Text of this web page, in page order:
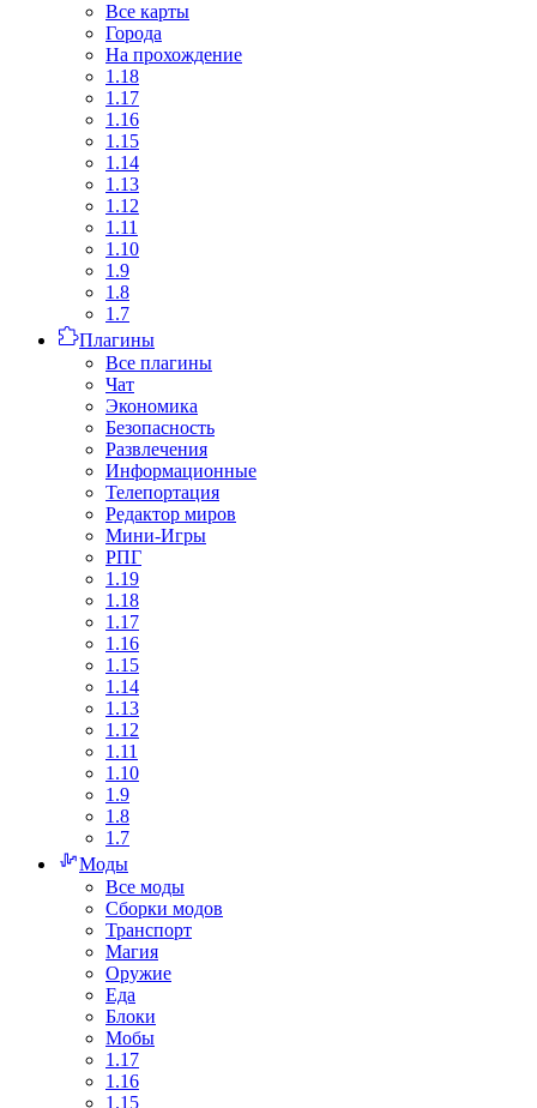
Все карты
Города
На прохождение
1.18
1.17
1.16
1.15
1.14
1.13
1.12
1.11
1.10
1.9
1.8
1.7
Плагины
Все плагины
Чат
Экономика
Безопасность
Развлечения
Информационные
Телепортация
Редактор миров
Мини-Игры
РПГ
1.19
1.18
1.17
1.16
1.15
1.14
1.13
1.12
1.11
1.10
1.9
1.8
1.7
Моды
Все моды
Сборки модов
Транспорт
Магия
Оружие
Еда
Блоки
Мобы
1.17
1.16
1.15